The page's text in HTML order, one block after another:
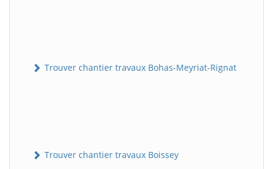
Trouver chantier travaux Bohas-Meyriat-Rignat
Trouver chantier travaux Boissey